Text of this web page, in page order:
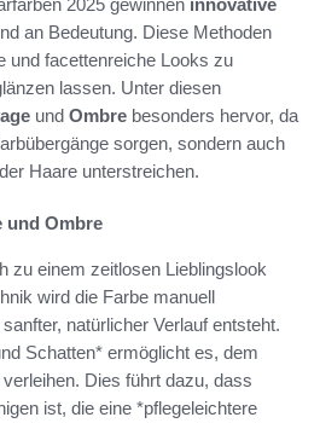
an Bedeutung. Diese Methoden
und facettenreiche Looks zu
lassen. Unter diesen
und Ombre besonders hervor, da
sorgen, sondern auch
Haare unterstreichen.
und Ombre
zu einem zeitlosen Lieblingslook
wird die Farbe manuell
natürlicher Verlauf entsteht.
Schatten* ermöglicht es, dem
Dies führt dazu, dass
ist, die eine *pflegeleichtere